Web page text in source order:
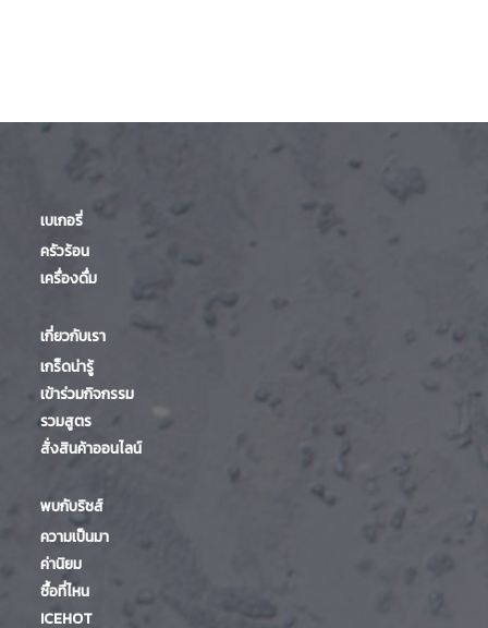
เบเกอรี่
ครัวร้อน
เครื่องดื่ม
เกี่ยวกับเรา
เกร็ดน่ารู้
เข้าร่วมกิจกรรม
รวมสูตร
สั่งสินค้าออนไลน์
พบกับริชส์
ความเป็นมา
ค่านิยม
ซื้อที่ไหน
ICEHOT